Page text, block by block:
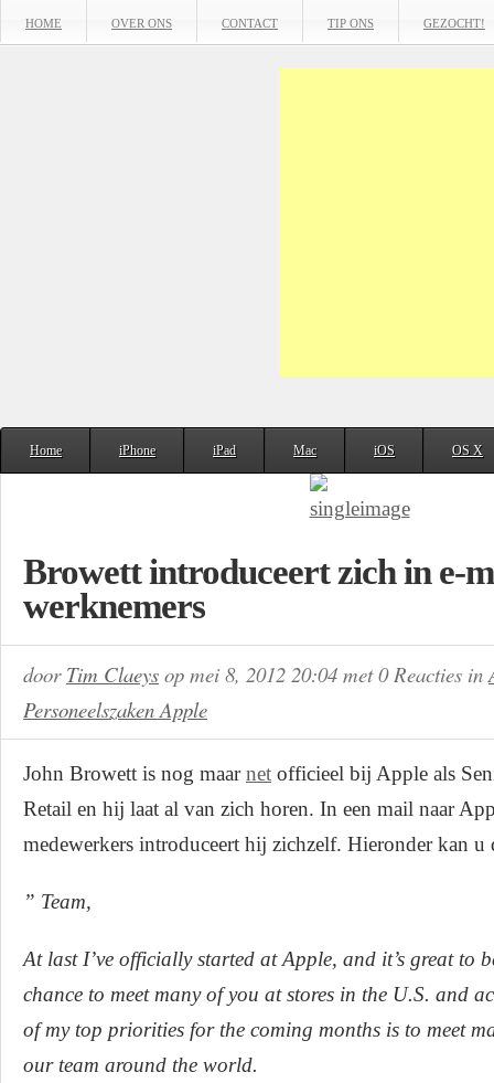
HOME OVER ONS CONTACT TIP ONS GEZOCHT!
Home iPhone iPad Mac iOS OS X
Browett introduceert zich in e-
werknemers
door Tim Claeys op mei 8, 2012 20:04 met0 Reacties in
Personeelszaken Apple
John Browett is nog maarnet officieel bij Apple als
Retail en hij laat al van zich horen. In een mail naar
medewerkers introduceert hij zichzelf. Hieronder kan u
” Team,
At last I’ve officially started at Apple, and it’s great to
chance to meet many of you at stores in the U.S. and
of my top priorities for the coming months is to meet
our team around the world.